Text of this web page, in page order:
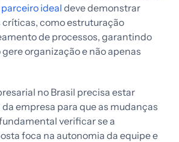
parceiro ideal deve demonstrar
como estruturação
de processos, garantindo
organização e não apenas
no Brasil precisa estar
empresa para que as mudanças
verificar se a
foca na autonomia da equipe e